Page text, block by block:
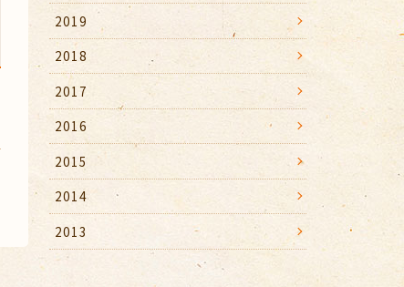
2019
2018
2017
2016
2015
2014
2013